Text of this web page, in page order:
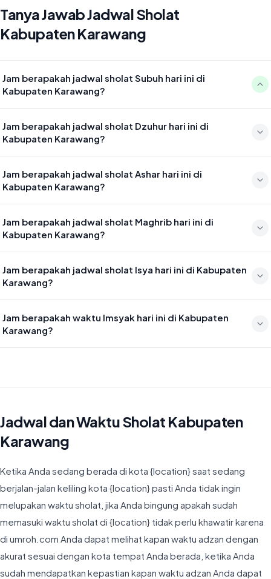
Tanya Jawab Jadwal Sholat
Kabupaten Karawang
Jam berapakah jadwal sholat Subuh hari ini di
Kabupaten Karawang?
04:43
Jam berapakah jadwal sholat Dzuhur hari ini di
Kabupaten Karawang?
12:00
Jam berapakah jadwal sholat Ashar hari ini di
Kabupaten Karawang?
Jam berapakah jadwal sholat Maghrib hari ini di
Kabupaten Karawang?
17:56
Jam berapakah jadwal sholat Isya hari ini di Kabupaten
Karawang?
Jam berapakah waktu Imsyak hari ini di Kabupaten
Karawang?
Jadwal dan Waktu Sholat Kabupaten
Karawang
Ketika Anda sedang berada di kota {location} saat sedang
berjalan-jalan keliling kota {location} pasti Anda tidak ingin
melupakan waktu sholat, jika Anda bingung apakah sudah
memasuki waktu sholat di {location} tidak perlu khawatir karena
di umroh.com Anda dapat melihat kapan waktu adzan dengan
akurat sesuai dengan kota tempat Anda berada, ketika Anda
sudah mendapatkan kepastian kapan waktu adzan Anda dapat